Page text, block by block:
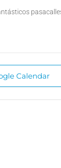
Calendar